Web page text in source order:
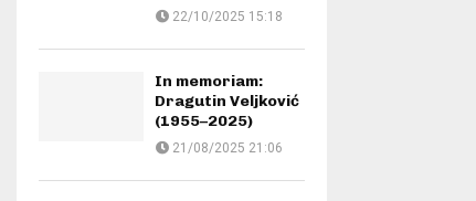
22/10/2025 15:18
In memoriam:
Dragutin Veljković
(1955–2025)
21/08/2025 21:06